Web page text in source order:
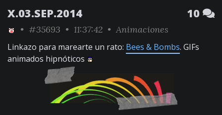
X.03.SEP.2014 10
• #35693 • 11:37:42 • Animaciones
Linkazo para marearte un rato: Bees & Bombs. GIFs
animados hipnóticos